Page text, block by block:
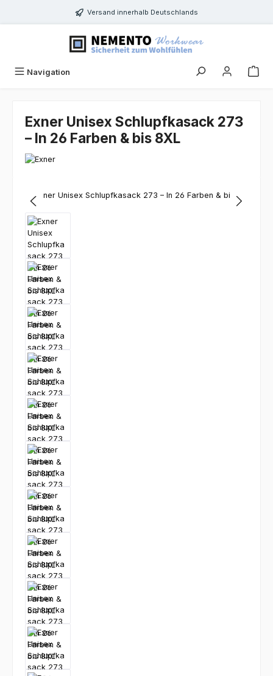
Zum Hauptinhalt springenVersand innerhalb Deutschlands
Navigation
Exner Unisex Schlupfkasack 273
– In 26 Farben & bis 8XL
Bildergalerie überspringen